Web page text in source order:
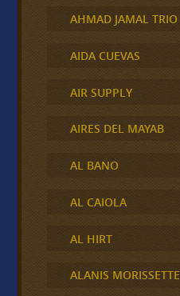
AHMAD JAMAL TRIO
AIDA CUEVAS
AIR SUPPLY
AIRES DEL MAYAB
AL BANO
AL CAIOLA
AL HIRT
ALANIS MORISSETTE